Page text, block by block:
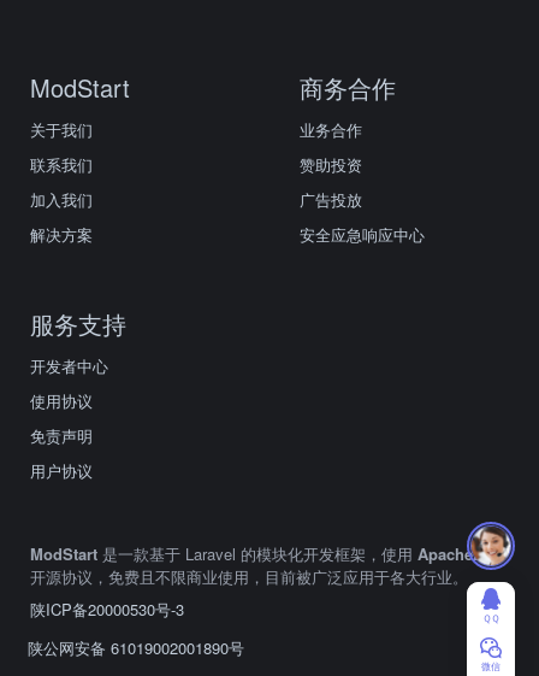
ModStart
关于我们
联系我们
加入我们
解决方案
商务合作
业务合作
赞助投资
广告投放
安全应急响应中心
服务支持
开发者中心
使用协议
免责声明
用户协议
ModStart 是一款基于 Laravel 的模块化开发框架，使用 Apache2.0
开源协议，免费且不限商业使用，目前被广泛应用于各大行业。
陕ICP备20000530号-3
陕公网安备 61019002001890号
ＱＱ
微信